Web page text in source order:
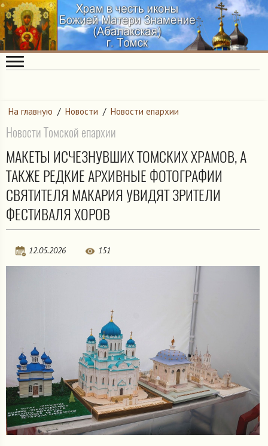
На главную / Новости / Новости епархии
Новости Томской епархии
МАКЕТЫ ИСЧЕЗНУВШИХ ТОМСКИХ ХРАМОВ, А
ТАКЖЕ РЕДКИЕ АРХИВНЫЕ ФОТОГРАФИИ
СВЯТИТЕЛЯ МАКАРИЯ УВИДЯТ ЗРИТЕЛИ
ФЕСТИВАЛЯ ХОРОВ
12.05.2026 151